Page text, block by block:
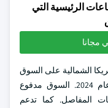
الرئيسية التي
مجانا
الشمالية على السوق
العالمية بحصة سوقية بلغت 33.2٪ في عام 2024. السوق مدفوع
المفاصل. كما تدعم